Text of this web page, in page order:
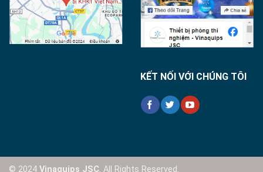
KẾT NỐI VỚI CHÚNG TÔI
© 2024 Vinaquips JSC. All Rights Reserved.